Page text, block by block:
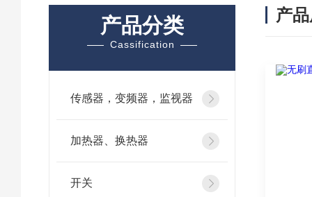
产品分类
Cassification
传感器，变频器，监视器
加热器、换热器
开关
产